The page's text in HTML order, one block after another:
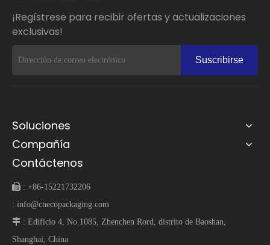
¡Regístrese para recibir ofertas y actualizaciones
exclusivas!
Suscribirse
Soluciones
Compañía
Contáctenos
 : +86-15221732206
: info@cnecopackaging.com
 : Edificio 4, No.1085, Zhenchen Rord, distrito de Baoshan,
Shanghai, China